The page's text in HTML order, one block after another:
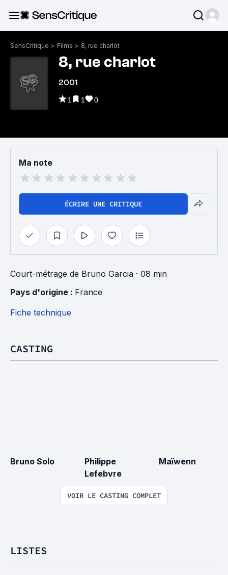
SensCritique > Films > 8, rue charlot
8, rue charlot
2001
1 1 0
Ma note
ÉCRIRE UNE CRITIQUE
Court-métrage de Bruno Garcia · 08 min
Pays d'origine : France
Fiche technique
CASTING
Bruno Solo
Philippe
Lefebvre
Maïwenn
VOIR LE CASTING COMPLET
LISTES